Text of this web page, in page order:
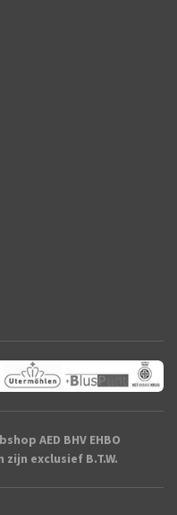
AED BHV EHBO
exclusief B.T.W.